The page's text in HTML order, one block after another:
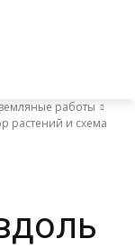
работы
растений и схема